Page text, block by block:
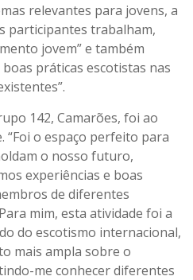
relevantes para jovens, a
participantes trabalham,
jovem” e também
práticas escotistas nas
142, Camarões, foi ao
“Foi o espaço perfeito para
o nosso futuro,
experiências e boas
de diferentes
mim, esta atividade foi a
do escotismo internacional,
mais ampla sobre o
me conhecer diferentes